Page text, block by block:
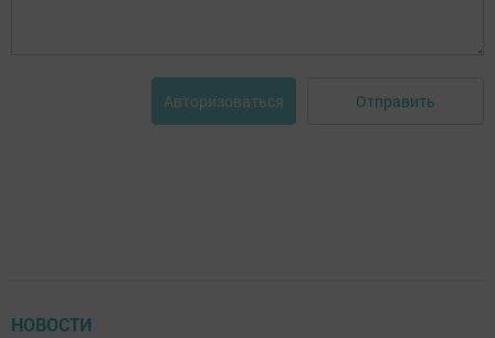
Авторизоваться Отправить
НОВОСТИ